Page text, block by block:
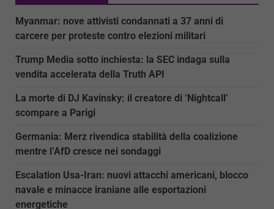
Myanmar: nove attivisti condannati a 37 anni di
carcere per proteste contro elezioni militari
Trump Media sotto inchiesta: la SEC indaga sulla
vendita accelerata della Truth API
La morte di DJ Kavinsky: il creatore di ‘Nightcall’
scompare a Parigi
Germania: Merz rivendica stabilità della coalizione
mentre l’AfD cresce nei sondaggi
Escalation Usa-Iran: nuovi attacchi americani, blocco
navale e minacce iraniane alle esportazioni
energetiche